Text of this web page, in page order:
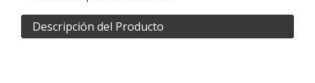
Descripción del Producto